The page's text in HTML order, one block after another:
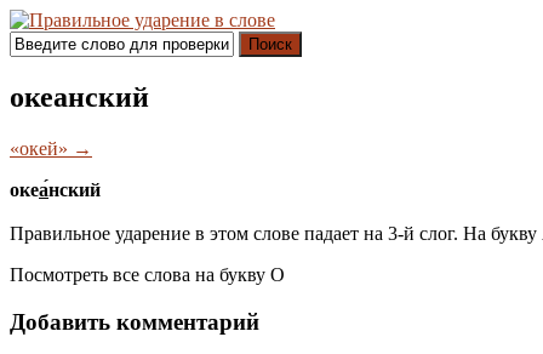
Поиск
океанский
«окей» →
океа́нский
Правильное ударение в этом слове падает на 3-й слог. На букву
Посмотреть все слова на букву О
Добавить комментарий